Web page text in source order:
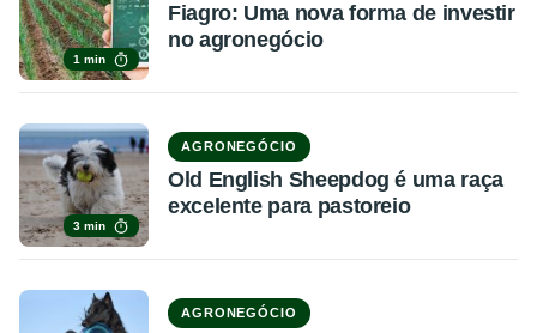
1 min
Fiagro: Uma nova forma de investir
no agronegócio
3 min
AGRONEGÓCIO
Old English Sheepdog é uma raça
excelente para pastoreio
AGRONEGÓCIO